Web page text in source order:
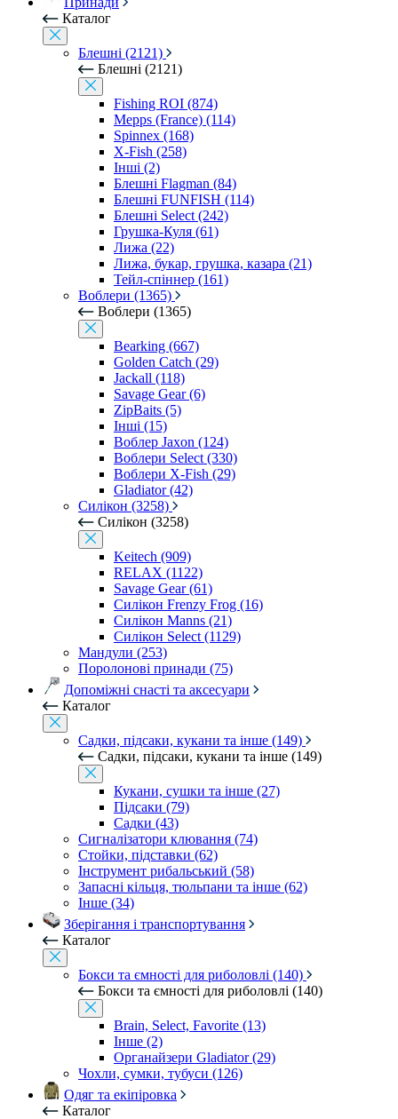
Каталог
Блешні (2121)
Блешні (2121)
Fishing ROI (874)
Mepps (France) (114)
Spinnex (168)
X-Fish (258)
Інші (2)
Блешні Flagman (84)
Блешні FUNFISH (114)
Блешні Select (242)
Грушка-Куля (61)
Лижа (22)
Лижа, букар, грушка, казара (21)
Тейл-спіннер (161)
Воблери (1365)
Воблери (1365)
Bearking (667)
Golden Catch (29)
Jackall (118)
Savage Gear (6)
ZipBaits (5)
Інші (15)
Воблер Jaxon (124)
Воблери Select (330)
Воблери X-Fish (29)
Gladiator (42)
Силікон (3258)
Силікон (3258)
Keitech (909)
RELAX (1122)
Savage Gear (61)
Силікон Frenzy Frog (16)
Силікон Manns (21)
Силікон Select (1129)
Мандули (253)
Поролонові принади (75)
Допоміжні снасті та аксесуари
Каталог
Садки, підсаки, кукани та інше (149)
Садки, підсаки, кукани та інше (149)
Кукани, сушки та інше (27)
Підсаки (79)
Садки (43)
Сигналізатори клювання (74)
Стойки, підставки (62)
Інструмент рибальський (58)
Запасні кільця, тюльпани та інше (62)
Інше (34)
Зберігання і транспортування
Каталог
Бокси та ємності для риболовлі (140)
Бокси та ємності для риболовлі (140)
Brain, Select, Favorite (13)
Інше (2)
Органайзери Gladiator (29)
Чохли, сумки, тубуси (126)
Одяг та екіпіровка
Каталог